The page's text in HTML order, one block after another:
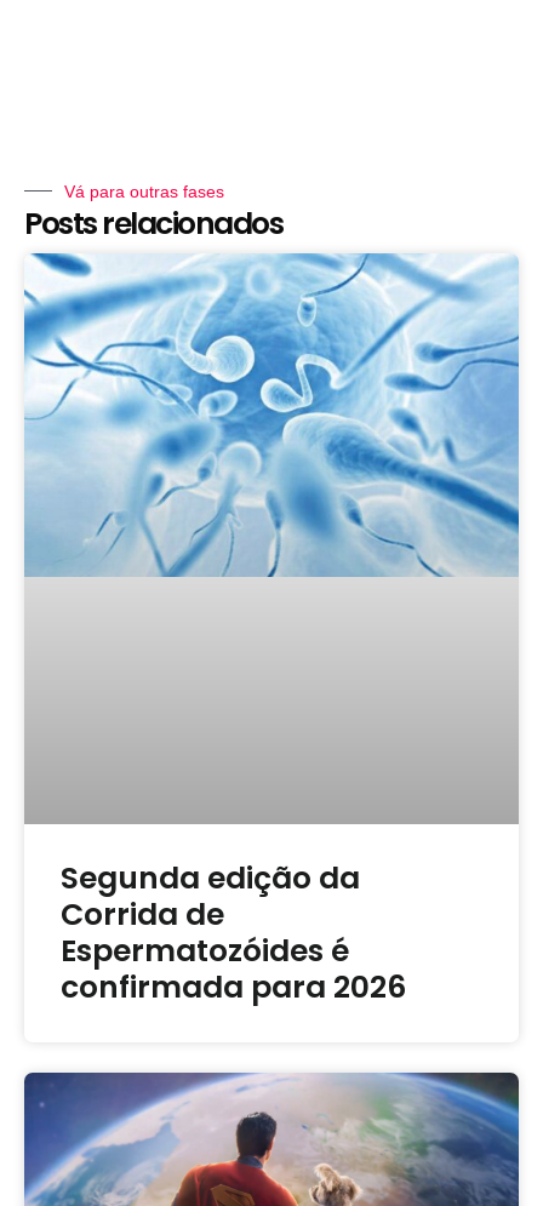
Vá para outras fases
Posts relacionados
Segunda edição da
Corrida de
Espermatozóides é
confirmada para 2026